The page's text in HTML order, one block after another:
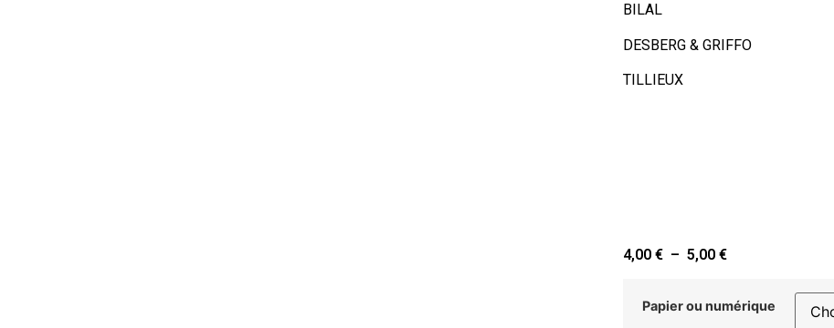
BILAL
DESBERG & GRIFFO
TILLIEUX
4,00 € – 5,00 €
Papier ou numérique